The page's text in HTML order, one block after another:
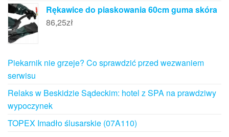
Rękawice do piaskowania 60cm guma skóra
86,25zł
Piekarnik nie grzeje? Co sprawdzić przed wezwaniem
serwisu
Relaks w Beskidzie Sądeckim: hotel z SPA na prawdziwy
wypoczynek
TOPEX Imadło ślusarskie (07A110)